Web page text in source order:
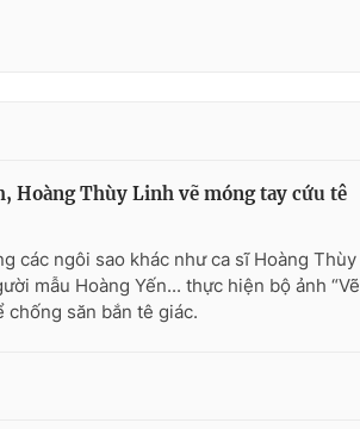
Hoàng Thùy Linh vẽ móng tay cứu tê
các ngôi sao khác như ca sĩ Hoàng Thùy
mẫu Hoàng Yến... thực hiện bộ ảnh “Vẽ
chống săn bắn tê giác.